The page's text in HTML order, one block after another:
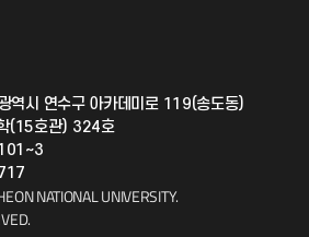
역시 연수구 아카데미로 119(송도동)
(15호관) 324호
NATIONAL UNIVERSITY.